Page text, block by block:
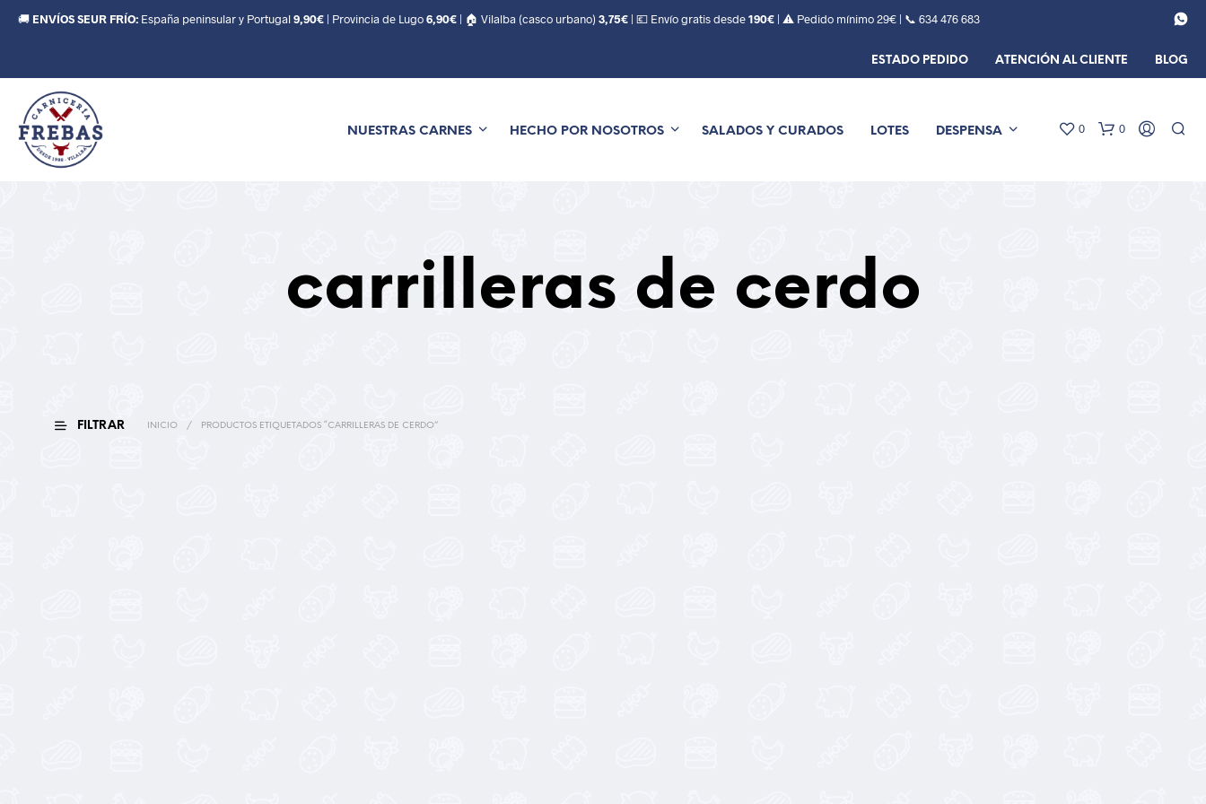
🚚 ENVÍOS SEUR FRÍO: España peninsular y Portugal9,90€ | Provincia de Lugo6,90€ | 🏠 Vilalba (casco urbano) 3,75€ | 💶 Envío gratis desde190€ | ⚠️ Pedido mínimo 29€ | 📞 634 476 683
ESTADO PEDIDO ATENCIÓN AL CLIENTE BLOG
NUESTRAS CARNES HECHO POR NOSOTROS SALADOS Y CURADOS LOTES DESPENSA 0 0
carrilleras de cerdo
FILTRAR INICIO / PRODUCTOS ETIQUETADOS “CARRILLERAS DE CERDO”